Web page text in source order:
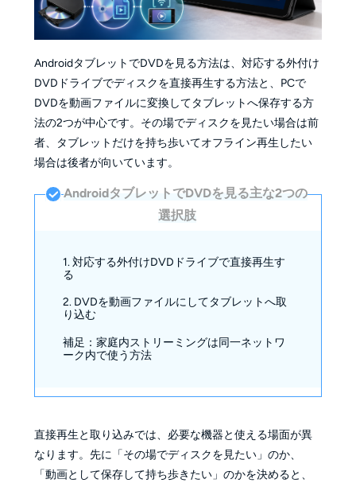
AndroidタブレットでDVDを見る方法は、対応する外付け
DVDドライブでディスクを直接再生する方法と、PCで
DVDを動画ファイルに変換してタブレットへ保存する方
法の2つが中心です。その場でディスクを見たい場合は前
者、タブレットだけを持ち歩いてオフライン再生したい
場合は後者が向いています。
AndroidタブレットでDVDを見る主な2つの
選択肢
1. 対応する外付けDVDドライブで直接再生す
る
2. DVDを動画ファイルにしてタブレットへ取
り込む
補足：家庭内ストリーミングは同一ネットワ
ーク内で使う方法
直接再生と取り込みでは、必要な機器と使える場面が異
なります。先に「その場でディスクを見たい」のか、
「動画として保存して持ち歩きたい」のかを決めると、